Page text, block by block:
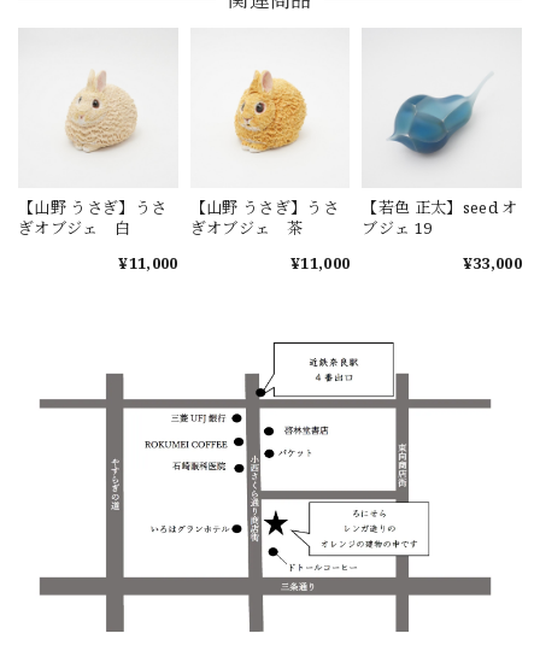
【山野 うさぎ】うさ
ぎオブジェ 白
¥11,000
【山野 うさぎ】うさ
ぎオブジェ 茶
¥11,000
【若色 正太】seed オ
ブジェ 19
¥33,000